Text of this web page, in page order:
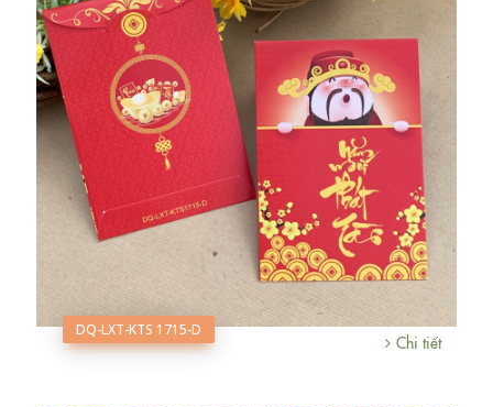
DQ-LXT-KTS 1715-D
Chi tiết